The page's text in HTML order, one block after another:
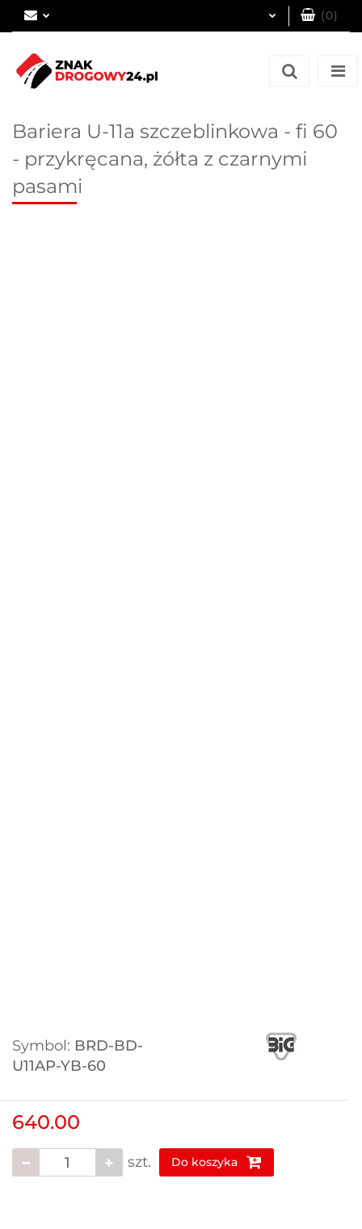
(0)
Bariera U-11a szczeblinkowa - fi 60
- przykręcana, żółta z czarnymi
pasami
Symbol: BRD-BD-
U11AP-YB-60
640.00
szt. Do koszyka